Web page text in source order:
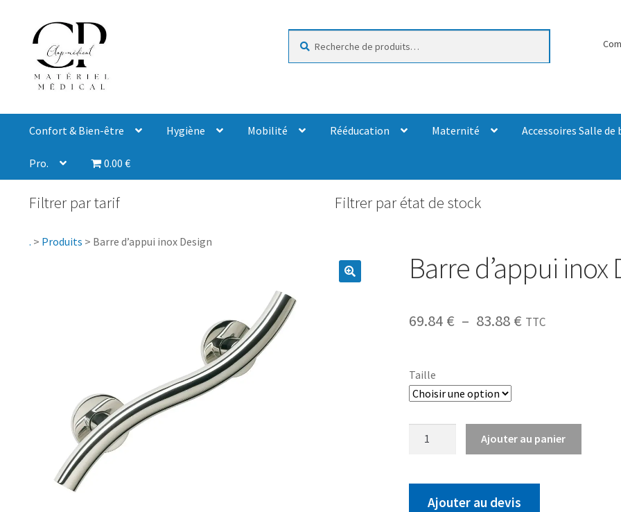
Confort & Bien-être Hygiène Mobilité Rééducation Maternité Accessoires Salle de
Pro. 0.00 €
Filtrer par tarif Filtrer par état de stock
. > Produits > Barre d’appui inox Design
Barre d’appui inox
69.84 € – 83.88 € TTC
Taille
Ajouter au panier
Ajouter au devis